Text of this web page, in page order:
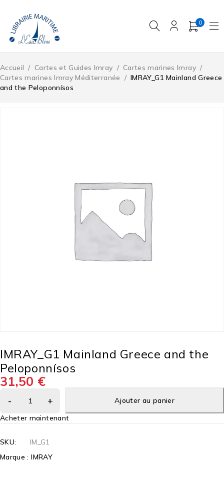
0
Accueil / Cartes et Guides Imray / Cartes marines Imray /
Cartes marines Imray Méditerranée / IMRAY_G1 Mainland Greece
and the Peloponnísos
IMRAY_G1 Mainland Greece and the
Peloponnísos
31,50 €
Ajouter au panier
Acheter maintenant
SKU:
IM_G1
Marque :IMRAY